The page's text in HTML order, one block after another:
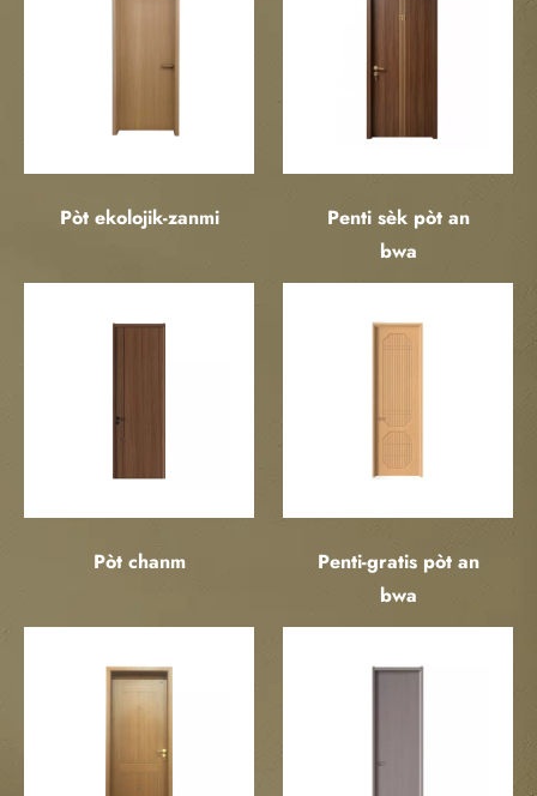
ankadreman pòt
Pòt ekolojik-zanmi
Penti sèk pòt an
bwa
Pòt chanm
Penti-gratis pòt an
bwa